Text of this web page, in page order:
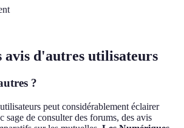
avis d'autres utilisateurs
?
peut considérablement éclairer
sage de consulter des forums, des avis